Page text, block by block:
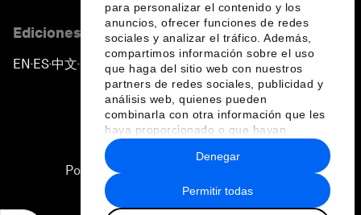
para personalizar el contenido y los
anuncios, ofrecer funciones de redes
sociales y analizar el tráfico. Además,
compartimos información sobre el uso
que haga del sitio web con nuestros
partners de redes sociales, publicidad y
análisis web, quienes pueden
combinarla con otra información que les
haya proporcionado o que hayan
recopilado a partir del uso que haya
hecho de sus servicios.
Permitir todas
Denegar
Ediciones en otros idiomas
EN ▪ES▪中文▪ 日本語
Política de privacidad y normas de uso
Sitemap